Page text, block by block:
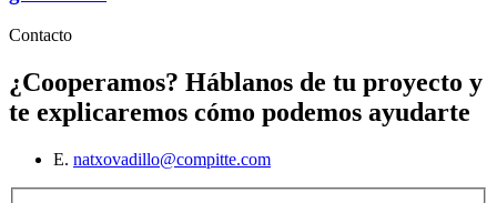
Contacto
¿Cooperamos? Háblanos de tu proyecto y
te explicaremos cómo podemos ayudarte
E. natxovadillo@compitte.com